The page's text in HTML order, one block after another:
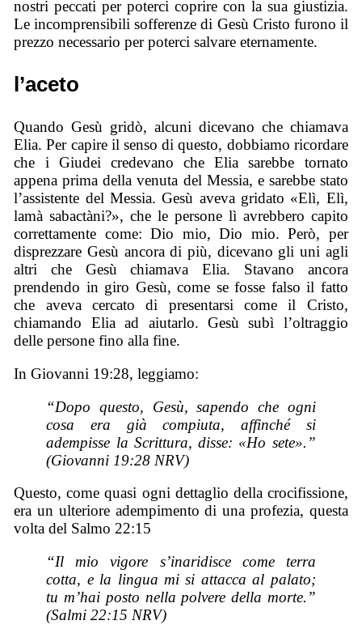
nostri peccati per poterci coprire con la sua giustizia.
Le incomprensibili sofferenze di Gesù Cristo furono il
prezzo necessario per poterci salvare eternamente.
l’aceto
Quando Gesù gridò, alcuni dicevano che chiamava
Elia. Per capire il senso di questo, dobbiamo ricordare
che i Giudei credevano che Elia sarebbe tornato
appena prima della venuta del Messia, e sarebbe stato
l’assistente del Messia. Gesù aveva gridato «Elì, Elì,
lamà sabactàni?», che le persone lì avrebbero capito
correttamente come: Dio mio, Dio mio. Però, per
disprezzare Gesù ancora di più, dicevano gli uni agli
altri che Gesù chiamava Elia. Stavano ancora
prendendo in giro Gesù, come se fosse falso il fatto
che aveva cercato di presentarsi come il Cristo,
chiamando Elia ad aiutarlo. Gesù subì l’oltraggio
delle persone fino alla fine.
In Giovanni 19:28, leggiamo:
“Dopo questo, Gesù, sapendo che ogni
cosa era già compiuta, affinché si
adempisse la Scrittura, disse: «Ho sete».”
(Giovanni 19:28 NRV)
Questo, come quasi ogni dettaglio della crocifissione,
era un ulteriore adempimento di una profezia, questa
volta del Salmo 22:15
“Il mio vigore s’inaridisce come terra
cotta, e la lingua mi si attacca al palato;
tu m’hai posto nella polvere della morte.”
(Salmi 22:15 NRV)